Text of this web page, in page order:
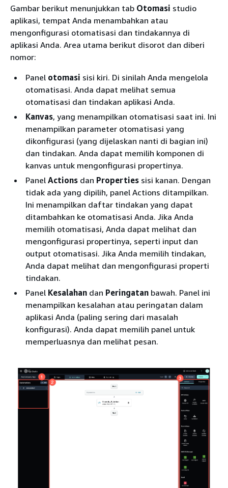
Gambar berikut menunjukkan tab Otomasi studio
aplikasi, tempat Anda menambahkan atau
mengonfigurasi otomatisasi dan tindakannya di
aplikasi Anda. Area utama berikut disorot dan diberi
nomor:
Panel otomasi sisi kiri. Di sinilah Anda mengelola
otomatisasi. Anda dapat melihat semua
otomatisasi dan tindakan aplikasi Anda.
Kanvas, yang menampilkan otomatisasi saat ini. Ini
menampilkan parameter otomatisasi yang
dikonfigurasi (yang dijelaskan nanti di bagian ini)
dan tindakan. Anda dapat memilih komponen di
kanvas untuk mengonfigurasi propertinya.
Panel Actions dan Properties sisi kanan. Dengan
tidak ada yang dipilih, panel Actions ditampilkan.
Ini menampilkan daftar tindakan yang dapat
ditambahkan ke otomatisasi Anda. Jika Anda
memilih otomatisasi, Anda dapat melihat dan
mengonfigurasi propertinya, seperti input dan
output otomatisasi. Jika Anda memilih tindakan,
Anda dapat melihat dan mengonfigurasi properti
tindakan.
Panel Kesalahan dan Peringatan bawah. Panel ini
menampilkan kesalahan atau peringatan dalam
aplikasi Anda (paling sering dari masalah
konfigurasi). Anda dapat memilih panel untuk
memperluasnya dan melihat pesan.